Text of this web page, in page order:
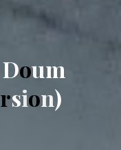
Doum
rsion)